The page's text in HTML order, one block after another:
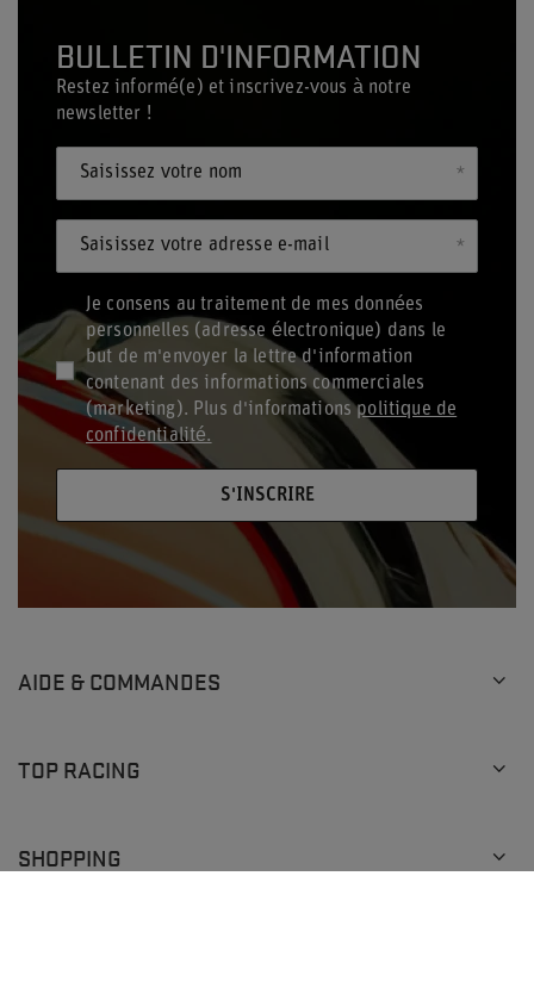
BULLETIN D'INFORMATION
Restez informé(e) et inscrivez-vous à notre
newsletter !
Saisissez votre nom
Saisissez votre adresse e-mail
Je consens au traitement de mes données
personnelles (adresse électronique) dans le
but de m'envoyer la lettre d'information
contenant des informations commerciales
(marketing). Plus d'informationspolitique de
confidentialité.
S'INSCRIRE
AIDE & COMMANDES
TOP RACING
SHOPPING